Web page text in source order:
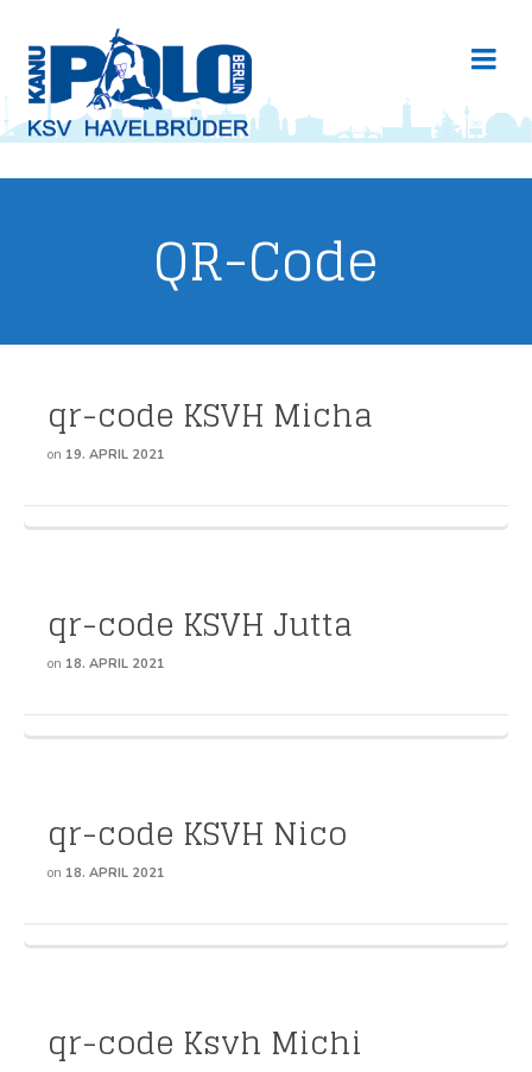
QR-Code
qr-code KSVH Micha
on 19. APRIL 2021
qr-code KSVH Jutta
on 18. APRIL 2021
qr-code KSVH Nico
on 18. APRIL 2021
qr-code Ksvh Michi